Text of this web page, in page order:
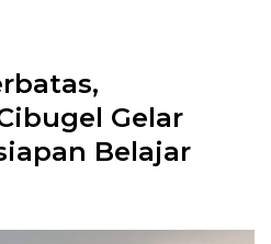
Gelar
Belajar